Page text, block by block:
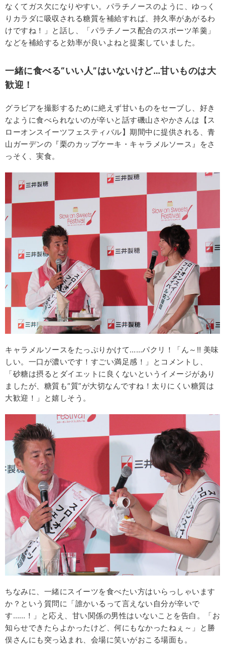
なくてガス欠になりやすい。パラチノースのように、ゆっく
りカラダに吸収される糖質を補給すれば、持久率があがるわ
けですね！」と話し、「パラチノース配合のスポーツ羊羹」
などを補給すると効率が良いよねと提案していました。
一緒に食べる“いい人”はいないけど…甘いものは大
歓迎！
グラビアを撮影するために絶えず甘いものをセーブし、好き
なように食べられないのが辛いと話す磯山さやかさんは【ス
ローオンスイーツフェスティバル】期間中に提供される、青
山ガーデンの『栗のカップケーキ・キャラメルソース』をさ
っそく、実食。
キャラメルソースをたっぷりかけて……パクリ！「ん～‼ 美味
しい。一口が濃いです！すごい満足感！」とコメントし、
「砂糖は摂るとダイエットに良くないというイメージがあり
ましたが、糖質も“質”が大切なんですね！太りにくい糖質は
大歓迎！」と嬉しそう。
ちなみに、一緒にスイーツを食べたい方はいらっしゃいます
か？という質問に「誰かいるって言えない自分が辛いで
す……！」と応え、甘い関係の男性はいないことを告白。「お
知らせできたらよかったけど、何にもなかったねぇ～」と勝
俣さんにも突っ込まれ、会場に笑いがおこる場面も。